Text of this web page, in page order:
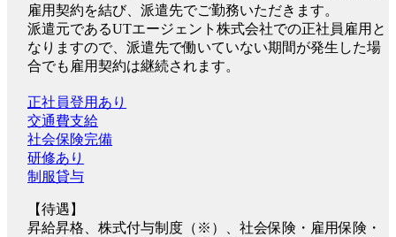
雇用契約を結び、派遣先でご勤務いただきます。
派遣元であるUTエージェント株式会社での正社員雇用と
なりますので、派遣先で働いていない期間が発生した場
合でも雇用契約は継続されます。
正社員登用あり
交通費支給
社会保険完備
研修あり
制服貸与
【待遇】
昇給昇格、株式付与制度（※）、社会保険・雇用保険・